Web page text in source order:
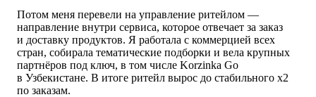
Потом меня перевели на управление ритейлом —
направление внутри сервиса, которое отвечает за заказ
и доставку продуктов. Я работала с коммерцией всех
стран, собирала тематические подборки и вела крупных
партнёров под ключ, в том числе Korzinka Go
в Узбекистане. В итоге ритейл вырос до стабильного x2
по заказам.